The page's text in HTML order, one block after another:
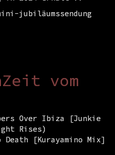
jubiläumssendung
vom
Over Ibiza [Junkie
Rises)
[Kurayamino Mix]